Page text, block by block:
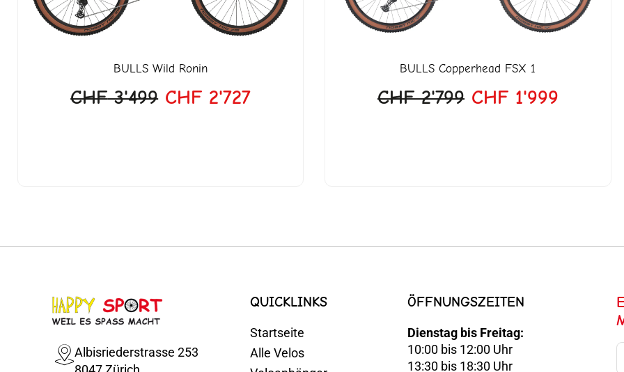
BULLS Wild Ronin
CHF3'499 CHF 2'727
BULLS Copperhead FSX 1
CHF2'799 CHF1'999
Albisriederstrasse 253
QUICKLINKS
Startseite
Alle Velos
ÖFFNUNGSZEITEN
Dienstag bis Freitag:
10:00 bis 12:00 Uhr
13:30 bis 18:30 Uhr